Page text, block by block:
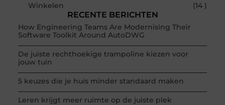
Winkelen
(14 )
RECENTE BERICHTEN
How Engineering Teams Are Modernising Their
Software Toolkit Around AutoDWG
De juiste rechthoekige trampoline kiezen voor
jouw tuin
5 keuzes die je huis minder standaard maken
Leren krijgt meer ruimte op de juiste plek